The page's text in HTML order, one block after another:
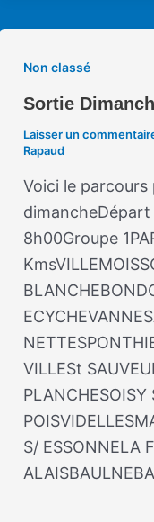
Non classé
Sortie
Laisser un
Rapaud
Voici le
dimancheDépart
8h00Groupe
VILLESt
PLANCHESOISY
S/ ESSONNELA